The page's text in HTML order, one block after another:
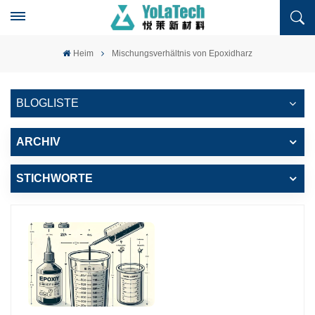
Heim Mischungsverhältnis von Epoxidharz
BLOGLISTE
ARCHIV
STICHWORTE